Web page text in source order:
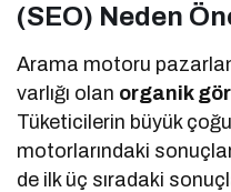
(SEO) Neden
Arama motoru
varlığı olan organik
Tüketicilerin büyük
motorlarındaki
de ilk üç sıradaki